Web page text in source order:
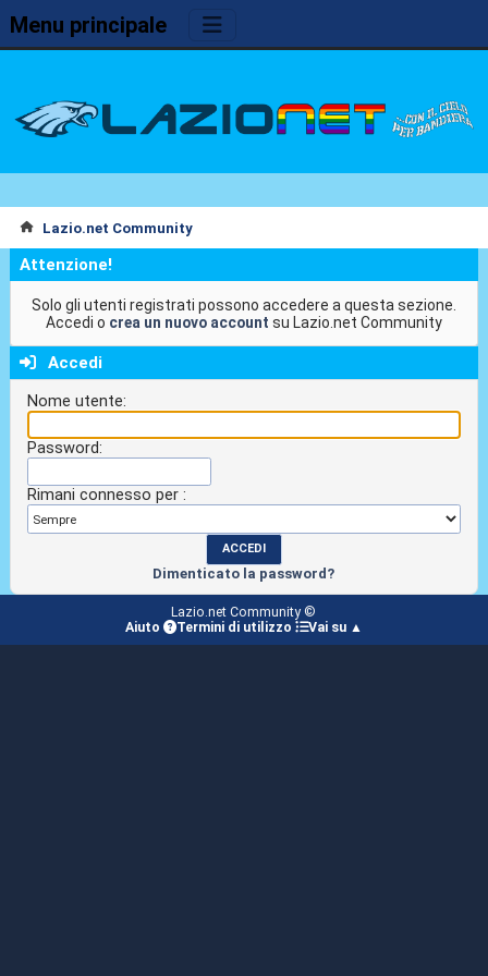
Menu principale
Lazio.net Community
Attenzione!
Solo gli utenti registrati possono accedere a questa sezione.
Accedi o crea un nuovo account su Lazio.net Community
Accedi
Nome utente:
Password:
Rimani connesso per :
Dimenticato la password?
Lazio.net Community ©
Aiuto
Termini di utilizzo Vai su ▲